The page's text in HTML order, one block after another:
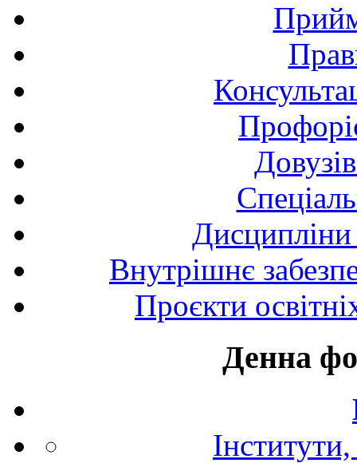
Внутрішнє
Проєкти
Денна